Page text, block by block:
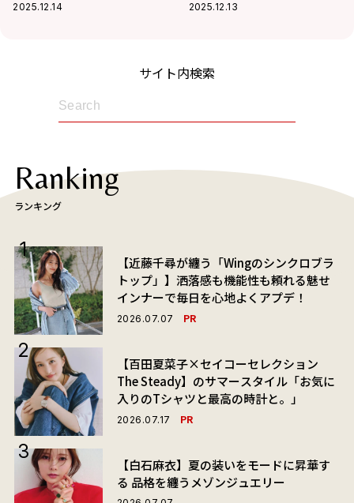
2025.12.14 2025.12.13
サイト内検索
Ranking
ランキング
【近藤千尋が纏う「Wingのシンクロブラ
トップ」】洒落感も機能性も頼れる魅せ
インナーで毎日を心地よくアプデ！
2026.07.07 PR
【百田夏菜子×セイコーセレクション
The Steady】のサマースタイル「お気に
入りのTシャツと最高の時計と。」
2026.07.17 PR
【白石麻衣】夏の装いをモードに昇華す
る 品格を纏うメゾンジュエリー